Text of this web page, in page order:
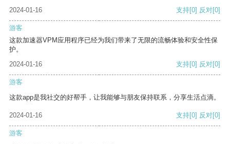
2024-01-16
支持[0] 反对[0]
游客
这款加速器VPM应用程序已经为我们带来了无限的流畅体验和安全性保
护。
2024-01-16
支持[0] 反对[0]
游客
这款app是我社交的好帮手，让我能够与朋友保持联系，分享生活点滴。
2024-01-16 支持[0] 反对[0]
游客